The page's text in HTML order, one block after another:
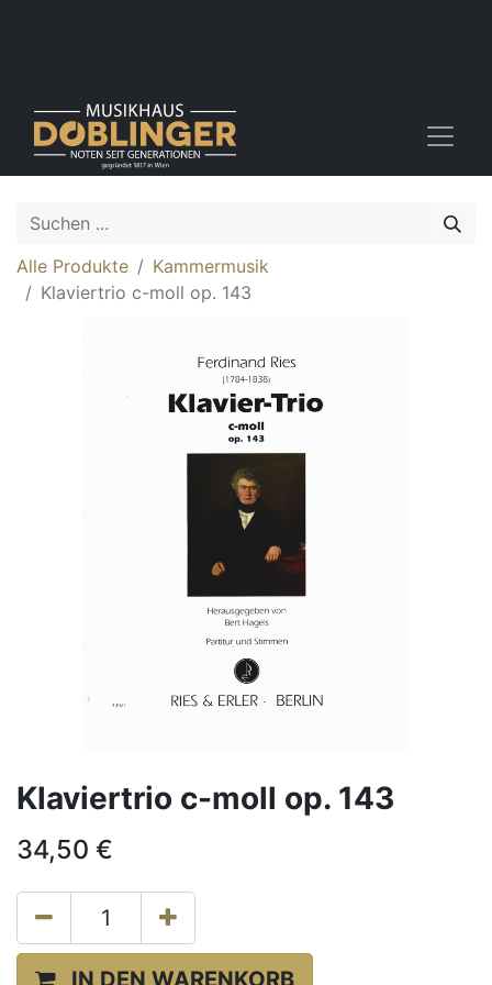
Alle Produkte
Kammermusik
Klaviertrio c-moll op. 143
Klaviertrio c-moll op. 143
34,50 €
IN DEN WARENKORB